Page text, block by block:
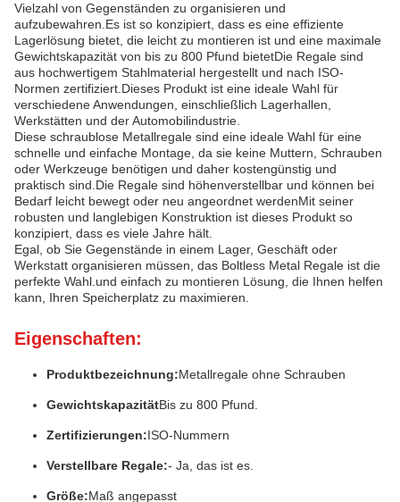
Vielzahl von Gegenständen zu organisieren und
aufzubewahren.Es ist so konzipiert, dass es eine effiziente
Lagerlösung bietet, die leicht zu montieren ist und eine maximale
Gewichtskapazität von bis zu 800 Pfund bietetDie Regale sind
aus hochwertigem Stahlmaterial hergestellt und nach ISO-
Normen zertifiziert.Dieses Produkt ist eine ideale Wahl für
verschiedene Anwendungen, einschließlich Lagerhallen,
Werkstätten und der Automobilindustrie.
Diese schraublose Metallregale sind eine ideale Wahl für eine
schnelle und einfache Montage, da sie keine Muttern, Schrauben
oder Werkzeuge benötigen und daher kostengünstig und
praktisch sind.Die Regale sind höhenverstellbar und können bei
Bedarf leicht bewegt oder neu angeordnet werdenMit seiner
robusten und langlebigen Konstruktion ist dieses Produkt so
konzipiert, dass es viele Jahre hält.
Egal, ob Sie Gegenstände in einem Lager, Geschäft oder
Werkstatt organisieren müssen, das Boltless Metal Regale ist die
perfekte Wahl.und einfach zu montieren Lösung, die Ihnen helfen
kann, Ihren Speicherplatz zu maximieren.
Eigenschaften:
Produktbezeichnung:Metallregale ohne Schrauben
GewichtskapazitätBis zu 800 Pfund.
Zertifizierungen:ISO-Nummern
Verstellbare Regale:- Ja, das ist es.
Größe:Maß angepasst